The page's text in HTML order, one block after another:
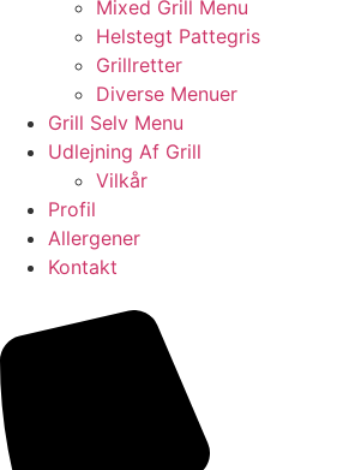
Mixed Grill Menu
Helstegt Pattegris
Grillretter
Diverse Menuer
Grill Selv Menu
Udlejning Af Grill
Vilkår
Profil
Allergener
Kontakt